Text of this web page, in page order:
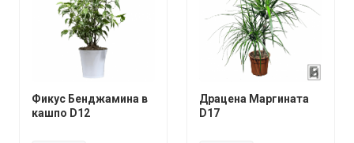
Фикус Бенджамина в
кашпо D12
Драцена Маргината
D17